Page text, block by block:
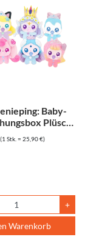
Baby-
Plüsch-
1 Stück
(1 Stk. = 25,90 €)
+
Warenkorb